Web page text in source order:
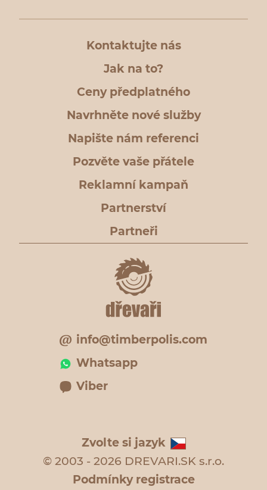
Kontaktujte nás
Jak na to?
Ceny předplatného
Navrhněte nové služby
Napište nám referenci
Pozvěte vaše přátele
Reklamní kampaň
Partnerství
Partneři
info@timberpolis.com
Whatsapp
Viber
Zvolte si jazyk
© 2003 - 2026 DREVARI.SK s.r.o.
Podmínky registrace